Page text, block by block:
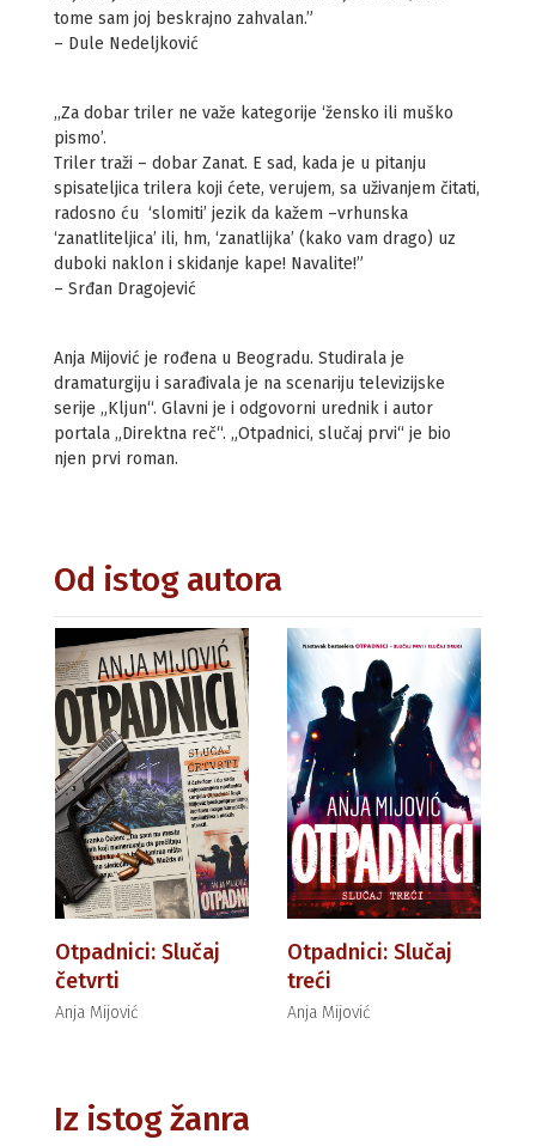
tome sam joj beskrajno zahvalan.”
– Dule Nedeljković
,,Za dobar triler ne važe kategorije ‘žensko ili muško
pismo’.
Triler traži – dobar Zanat. E sad, kada je u pitanju
spisateljica trilera koji ćete, verujem, sa uživanjem čitati,
radosno ću ‘slomiti’ jezik da kažem –vrhunska
‘zanatliteljica’ ili, hm, ‘zanatlijka’ (kako vam drago) uz
duboki naklon i skidanje kape! Navalite!”
– Srđan Dragojević
Anja Mijović je rođena u Beogradu. Studirala je
dramaturgiju i sarađivala je na scenariju televizijske
serije „Kljun“. Glavni je i odgovorni urednik i autor
portala „Direktna reč“. „Otpadnici, slučaj prvi“ je bio
njen prvi roman.
Od istog autora
Otpadnici: Slučaj
četvrti
Anja Mijović
Otpadnici: Slučaj
treći
Anja Mijović
Iz istog žanra